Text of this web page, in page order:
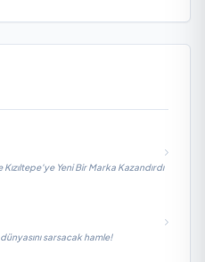
Kızıltepe'ye Yeni Bir Marka Kazandırdı
sarsacak hamle!